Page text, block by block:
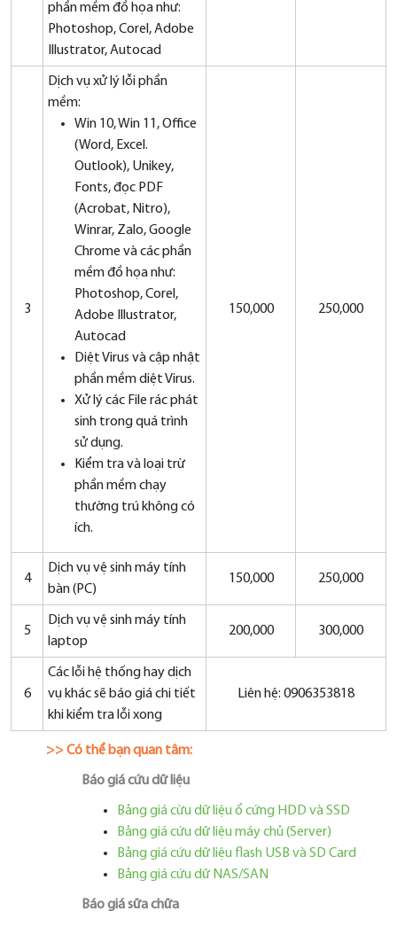
phần mềm đồ họa như:
Photoshop, Corel, Adobe
Illustrator, Autocad
3
Dịch vụ xử lý lỗi phần
mềm:
Win 10, Win 11, Office
(Word, Excel.
Outlook), Unikey,
Fonts, đọc PDF
(Acrobat, Nitro),
Winrar, Zalo, Google
Chrome và các phần
mềm đồ họa như:
Photoshop, Corel,
Adobe Illustrator,
Autocad
Diệt Virus và cập nhật
phần mềm diệt Virus.
Xử lý các File rác phát
sinh trong quá trình
sử dụng.
Kiểm tra và loại trừ
phần mềm chạy
thường trú không có
ích.
150,000 250,000
4
Dịch vụ vệ sinh máy tính
bàn (PC)
150,000 250,000
5
Dịch vụ vệ sinh máy tính
laptop
200,000 300,000
6
Các lỗi hệ thống hay dịch
vụ khác sẽ báo giá chi tiết
khi kiểm tra lỗi xong
Liên hệ: 0906353818
>> Có thể bạn quan tâm:
Báo giá cứu dữ liệu
Bảng giá cừu dữ liệu ổ cứng HDD và SSD
Bảng giá cứu dữ liệu máy chủ (Server)
Bảng giá cứu dữ liệu flash USB và SD Card
Bảng giá cứu dữ NAS/SAN
Báo giá sữa chữa